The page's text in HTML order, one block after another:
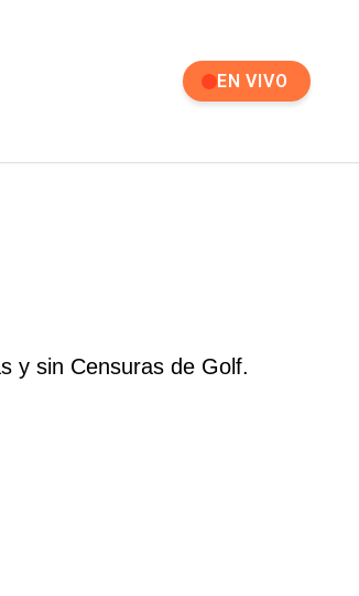
EN VIVO
y sin Censuras de Golf.